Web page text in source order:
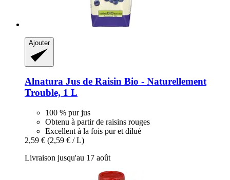
Ajouter
Alnatura Jus de Raisin Bio -​ Naturellement
Trouble, 1 L
100 % pur jus
Obtenu à partir de raisins rouges
Excellent à la fois pur et dilué
2,59 € (2,59 € / L)
Livraison jusqu'au 17 août